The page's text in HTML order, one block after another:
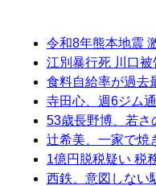
令和8年熊本地震
江別暴行死 川口
食料自給率が過去
寺田心、週6ジム
53歳長野博、若さ
辻希美、一家で焼
1億円脱税疑い 税
西鉄、意図しない